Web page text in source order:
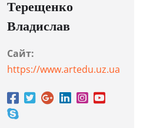
Терещенко
Владислав
Сайт:
https://www.artedu.uz.ua